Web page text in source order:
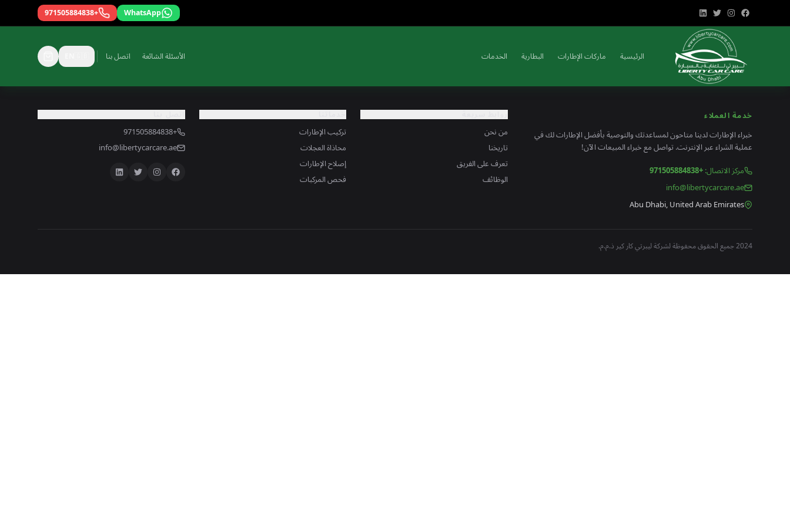
WhatsApp
+971505884838
الرئيسية ماركات الإطارات البطارية الخدمات الأسئلة الشائعة اتصل بنا
خدمة العملاء
خبراء الإطارات لدينا متاحون لمساعدتك والتوصية بأفضل الإطارات لك في
عملية الشراء عبر الإنترنت. تواصل مع خبراء المبيعات الآن!
مركز الاتصال:
+971505884838
info@libertycarcare.ae
Abu Dhabi, United Arab Emirates
من نحن
تاريخنا
تعرف على الفريق
الوظائف
تركيب الإطارات
محاذاة العجلات
إصلاح الإطارات
فحص المركبات
+971505884838
info@libertycarcare.ae
2024 جميع الحقوق محفوظة لشركة ليبرتي كار كير ذ.م.م.